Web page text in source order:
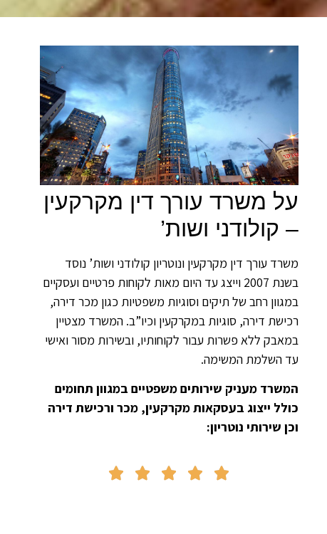
על משרד עורך דין מקרקעין
– קולודני ושות’
משרד עורך דין מקרקעין ונוטריון קולודני ושות’ נוסד
בשנת 2007 וייצג עד היום מאות לקוחות פרטיים ועסקיים
במגוון רחב של תיקים וסוגיות משפטיות כגון מכר דירה,
רכישת דירה, סוגיות במקרקעין וכיו”ב. המשרד מצטיין
במאבק ללא פשרות עבור לקוחותיו, ובשירות מסור ואישי
עד השלמת המשימה.
המשרד מעניק שירותים משפטיים במגוון תחומים
כולל ייצוג בעסקאות מקרקעין, מכר ורכישת דירה
וכן שירותי נוטריון:




